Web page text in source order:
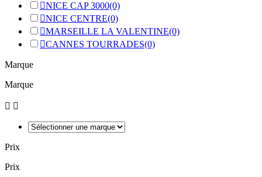
NICE CAP 3000(0)
NICE CENTRE(0)
MARSEILLE LA VALENTINE(0)
CANNES TOURRADES(0)
Marque
Marque
 
Prix
Prix